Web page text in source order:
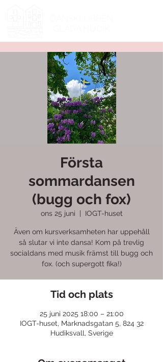
Första
sommardansen
(bugg och fox)
ons 25 juni IOGT-huset
Även om kursverksamheten har uppehåll
så slutar vi inte dansa! Kom på trevlig
socialdans med musik främst till bugg och
fox. (och supergott fika!)
Tid och plats
25 juni 2025 18:00 – 21:00
IOGT-huset, Marknadsgatan 5, 824 32
Hudiksvall, Sverige